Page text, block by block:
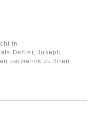
in
Dehler, Joseph ,
permalink zu Ihren